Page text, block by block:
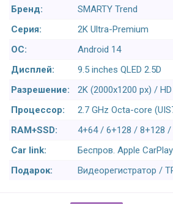
Бренд:
SMARTY Trend
Серия:
2K Ultra-Premium
ОС:
Android 14
Дисплей:
9.5 inches QLED 2.5D
Разрешение:
2K (2000x1200 px) /
Процессор:
2.7 GHz Octa-core
RAM+SSD:
4+64 / 6+128 / 8+128 /
Car link:
Беспров. Apple
Подарок:
Видеорегистратор /